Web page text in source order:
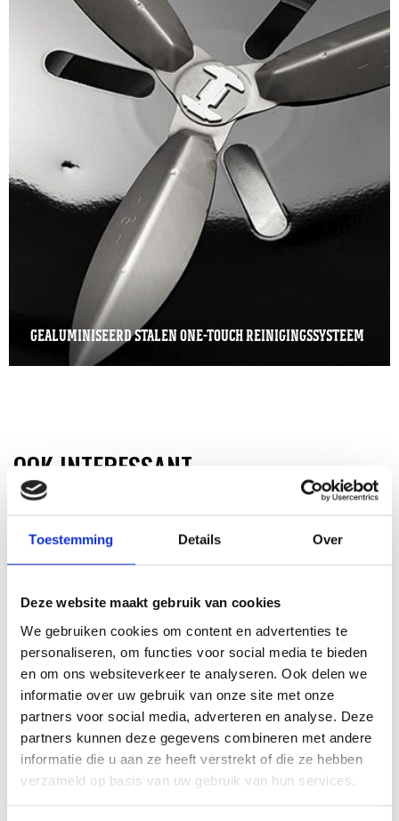
Toestemming Details Over
Deze website maakt gebruik van cookies
We gebruiken cookies om content en advertenties te
personaliseren, om functies voor social media te bieden
en om ons websiteverkeer te analyseren. Ook delen we
informatie over uw gebruik van onze site met onze
partners voor social media, adverteren en analyse. Deze
partners kunnen deze gegevens combineren met andere
informatie die u aan ze heeft verstrekt of die ze hebben
verzameld op basis van uw gebruik van hun services.
GEALUMINISEERD STALEN ONE-TOUCH REINIGINGSSYSTEEM
OOK INTERESSANT
PREMIUM HOES VOOR HOUTSKOOLBARBECUE'S VAN 57CM
HOEZEN